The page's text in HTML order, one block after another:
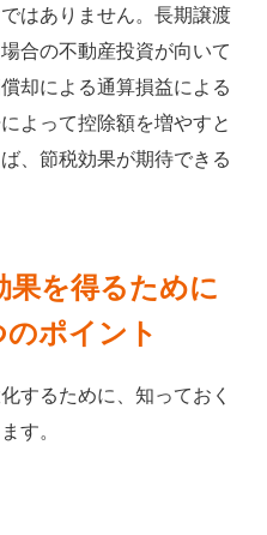
はありません。長期譲渡
合の不動産投資が向いて
却による通算損益による
よって控除額を増やすと
、節税効果が期待できる
果を得るために
ポイント
するために、知っておく
す。